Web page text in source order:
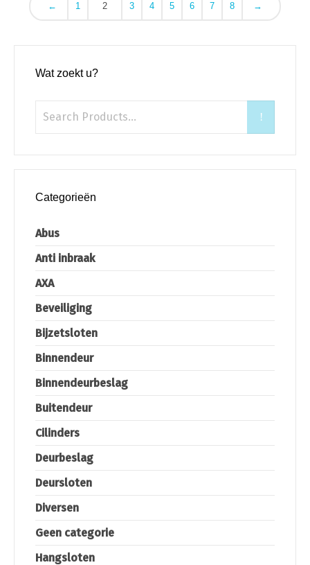
← 1 2 3 4 5 6 7 8 →
Wat zoekt u?
Categorieën
Abus
Anti inbraak
AXA
Beveiliging
Bijzetsloten
Binnendeur
Binnendeurbeslag
Buitendeur
Cilinders
Deurbeslag
Deursloten
Diversen
Geen categorie
Hangsloten